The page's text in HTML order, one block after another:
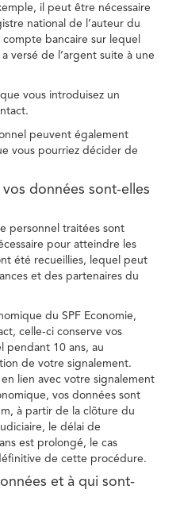
il peut être nécessaire
national de l’auteur du
bancaire sur lequel
versé de l’argent suite à une
vous introduisez un
peuvent également
vous pourriez décider de
données sont-elles
personnel traitées sont
pour atteindre les
été recueillies, lequel peut
et des partenaires du
du SPF Economie,
celle-ci conserve vos
pendant 10 ans, au
de votre signalement.
lien avec votre signalement
vos données sont
à partir de la clôture du
le délai de
est prolongé, le cas
de cette procédure.
et à qui sont-